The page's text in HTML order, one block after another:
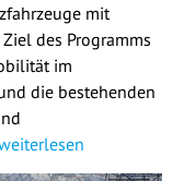
mit
des Programms
im
die bestehenden